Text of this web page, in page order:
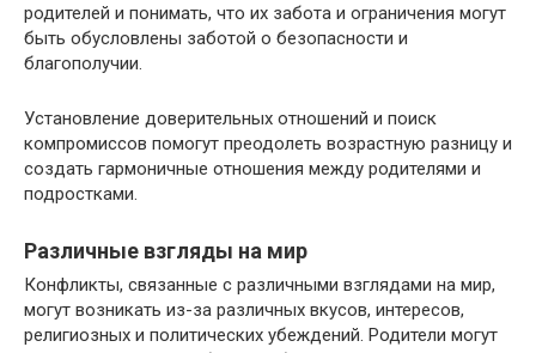
родителей и понимать, что их забота и ограничения могут
быть обусловлены заботой о безопасности и
благополучии.
Установление доверительных отношений и поиск
компромиссов помогут преодолеть возрастную разницу и
создать гармоничные отношения между родителями и
подростками.
Различные взгляды на мир
Конфликты, связанные с различными взглядами на мир,
могут возникать из-за различных вкусов, интересов,
религиозных и политических убеждений. Родители могут